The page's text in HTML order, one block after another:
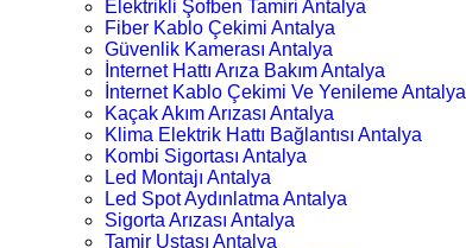
Elektrikli Şofben Tamiri Antalya
Fiber Kablo Çekimi Antalya
Güvenlik Kamerası Antalya
İnternet Hattı Arıza Bakım Antalya
İnternet Kablo Çekimi Ve Yenileme Antalya
Kaçak Akım Arızası Antalya
Klima Elektrik Hattı Bağlantısı Antalya
Kombi Sigortası Antalya
Led Montajı Antalya
Led Spot Aydınlatma Antalya
Sigorta Arızası Antalya
Tamir Ustası Antalya